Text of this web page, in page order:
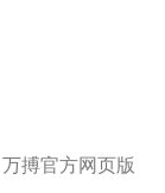
万搏官方网页版